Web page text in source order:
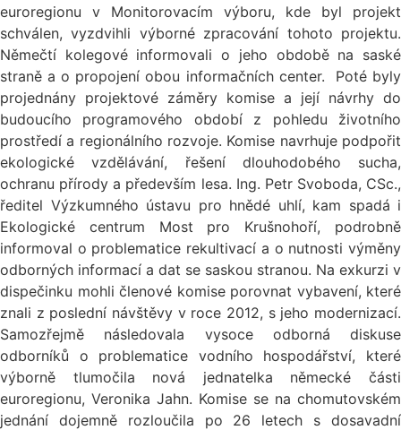
euroregionu v Monitorovacím výboru, kde byl projekt
schválen, vyzdvihli výborné zpracování tohoto projektu.
Němečtí kolegové informovali o jeho obdobě na saské
straně a o propojení obou informačních center. Poté byly
projednány projektové záměry komise a její návrhy do
budoucího programového období z pohledu životního
prostředí a regionálního rozvoje. Komise navrhuje podpořit
ekologické vzdělávání, řešení dlouhodobého sucha,
ochranu přírody a především lesa. Ing. Petr Svoboda, CSc.,
ředitel Výzkumného ústavu pro hnědé uhlí, kam spadá i
Ekologické centrum Most pro Krušnohoří, podrobně
informoval o problematice rekultivací a o nutnosti výměny
odborných informací a dat se saskou stranou. Na exkurzi v
dispečinku mohli členové komise porovnat vybavení, které
znali z poslední návštěvy v roce 2012, s jeho modernizací.
Samozřejmě následovala vysoce odborná diskuse
odborníků o problematice vodního hospodářství, které
výborně tlumočila nová jednatelka německé části
euroregionu, Veronika Jahn. Komise se na chomutovském
jednání dojemně rozloučila po 26 letech s dosavadní